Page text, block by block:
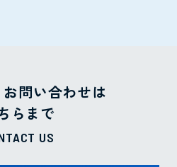
問い合わせは
らまで
US